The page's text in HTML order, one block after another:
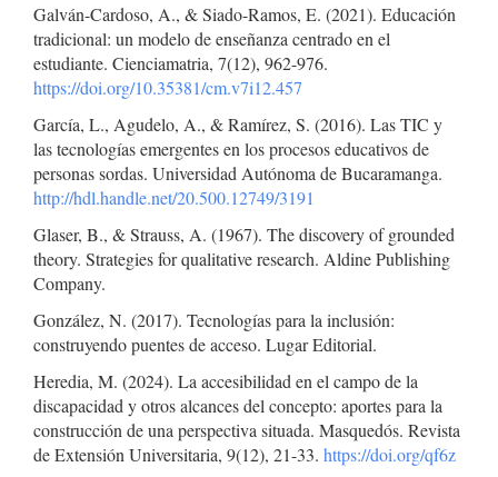
Galván-Cardoso, A., & Siado-Ramos, E. (2021). Educación
tradicional: un modelo de enseñanza centrado en el
estudiante. Cienciamatria, 7(12), 962-976.
https://doi.org/10.35381/cm.v7i12.457
García, L., Agudelo, A., & Ramírez, S. (2016). Las TIC y
las tecnologías emergentes en los procesos educativos de
personas sordas. Universidad Autónoma de Bucaramanga.
http://hdl.handle.net/20.500.12749/3191
Glaser, B., & Strauss, A. (1967). The discovery of grounded
theory. Strategies for qualitative research. Aldine Publishing
Company.
González, N. (2017). Tecnologías para la inclusión:
construyendo puentes de acceso. Lugar Editorial.
Heredia, M. (2024). La accesibilidad en el campo de la
discapacidad y otros alcances del concepto: aportes para la
construcción de una perspectiva situada. Masquedós. Revista
de Extensión Universitaria, 9(12), 21-33. https://doi.org/qf6z